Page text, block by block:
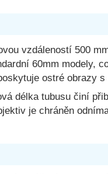
vzdáleností 500
60mm modely,
ostré obrazy
délka tubusu činí
je chráněn